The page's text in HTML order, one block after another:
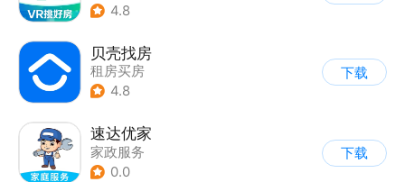
4.8
贝壳找房
租房买房
4.8
下载
速达优家
家政服务
0.0
下载